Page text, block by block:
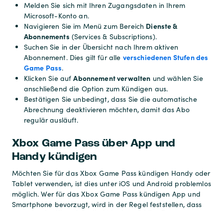
Melden Sie sich mit Ihren Zugangsdaten in Ihrem
Microsoft-Konto an.
Navigieren Sie im Menü zum Bereich Dienste &
Abonnements (Services & Subscriptions).
Suchen Sie in der Übersicht nach Ihrem aktiven
Abonnement. Dies gilt für alle verschiedenen Stufen des
Game Pass.
Klicken Sie aufAbonnement verwalten und wählen Sie
anschließend die Option zum Kündigen aus.
Bestätigen Sie unbedingt, dass Sie die automatische
Abrechnung deaktivieren möchten, damit das Abo
regulär ausläuft.
Xbox Game Pass über App und
Handy kündigen
Möchten Sie für das Xbox Game Pass kündigen Handy oder
Tablet verwenden, ist dies unter iOS und Android problemlos
möglich. Wer für das Xbox Game Pass kündigen App und
Smartphone bevorzugt, wird in der Regel feststellen, dass